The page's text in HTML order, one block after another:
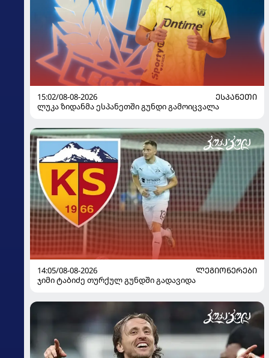
15:02/08-08-2026
ᲔᲡᲞᲐᲜᲔᲗᲘ
ლუკა ზიდანმა ესპანეთში გუნდი გამოიცვალა
14:05/08-08-2026
ᲚᲔᲒᲘᲝᲜᲔᲠᲔᲑᲘ
ჯიმი ტაბიძე თურქულ გუნდში გადავიდა